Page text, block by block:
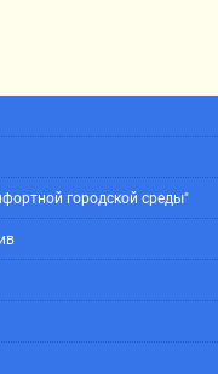
городской среды"